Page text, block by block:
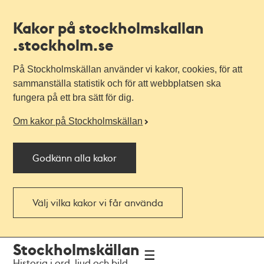
Kakor på stockholmskallan
.stockholm.se
På Stockholmskällan använder vi kakor, cookies, för att
sammanställa statistik och för att webbplatsen ska
fungera på ett bra sätt för dig.
Om kakor på Stockholmskällan
Godkänn alla kakor
Välj vilka kakor vi får använda
navigationen
huvudinnehållet
Stockholmskällan